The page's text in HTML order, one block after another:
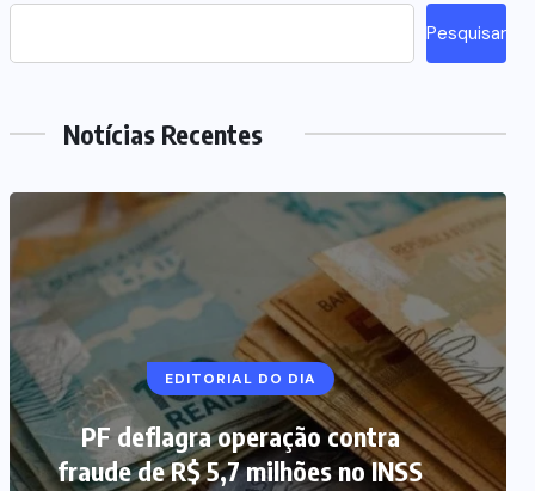
Pesquisar
Notícias Recentes
EDITORIAL DO DIA
PF deflagra operação contra
fraude de R$ 5,7 milhões no INSS
NOTÍCIAS DO BRASIL
Mega-Sena 3.041 acumula, e
prêmio estimado chega a R$ 165